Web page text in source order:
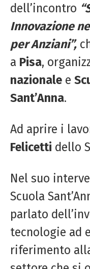
dell’incontro
Innovazione
per Anziani”,
a Pisa,
nazionale e
Sant’Anna.
Ad aprire i
Felicetti dello
Nel suo
Scuola
parlato
tecnologie ad
riferimento